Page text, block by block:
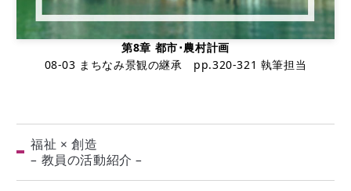
第8章 都市･農村計画
08-03 まちなみ景観の継承 pp.320-321 執筆担当
福祉 × 創造
– 教員の活動紹介 –